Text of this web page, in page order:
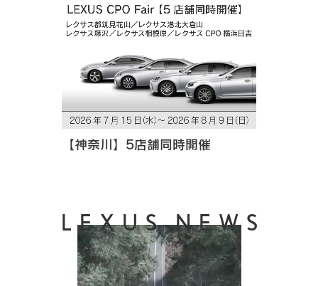
【神奈川】5店舗同時開催
LEXUS NEWS